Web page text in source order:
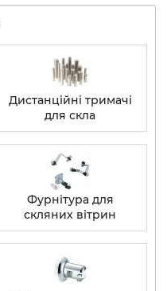
Дистанційні тримачі
для скла
Фурнітура для
скляних вітрин